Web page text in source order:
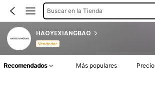
Buscar en la Tienda
HAOYEXIANGBAO
Vendedor
Recomendados Más populares Precio